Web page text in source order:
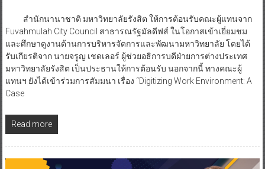
สำนักนานาชาติ มหาวิทยาลัยรังสิต ให้การต้อนรับคณะผู้แทนจาก
Fuvahmulah City Council สาธารณรัฐมัลดีฟส์ ในโอกาสเข้าเยี่ยมชม
และศึกษาดูงานด้านการบริหารจัดการและพัฒนามหาวิทยาลัย โดยได้
รับเกียรติจาก นายจรูญ เชดเลอร์ ผู้ช่วยอธิการบดีฝ่ายการต่างประเทศ
มหาวิทยาลัยรังสิต เป็นประธานให้การต้อนรับ นอกจากนี้ ทางคณะผู้
แทนฯ ยังได้เข้าร่วมการสัมมนา เรื่อง “Digitizing Work Environment: A
Case
Read more